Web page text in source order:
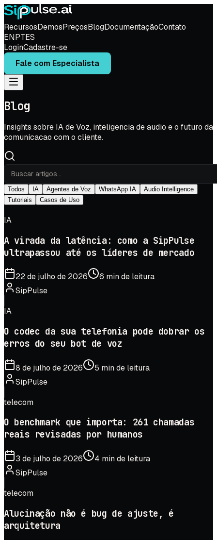
RecursosDemosPreçosBlogDocumentaçãoContato
ENPTES
LoginCadastre-se
Fale com Especialista
Blog
Insights sobre IA de Voz, inteligencia de audio e o futuro da
comunicacao com o cliente.
Todos IA Agentes de Voz WhatsApp IA
Audio Intelligence
Tutoriais
Casos de Uso
IA
A virada da latência: como a SipPulse
ultrapassou até os líderes de mercado
22 de julho de 2026
6 min de leitura
SipPulse
IA
O codec da sua telefonia pode dobrar os
erros do seu bot de voz
8 de julho de 2026
5 min de leitura
SipPulse
telecom
O benchmark que importa: 261 chamadas
reais revisadas por humanos
3 de julho de 2026
4 min de leitura
SipPulse
telecom
Alucinação não é bug de ajuste, é
arquitetura